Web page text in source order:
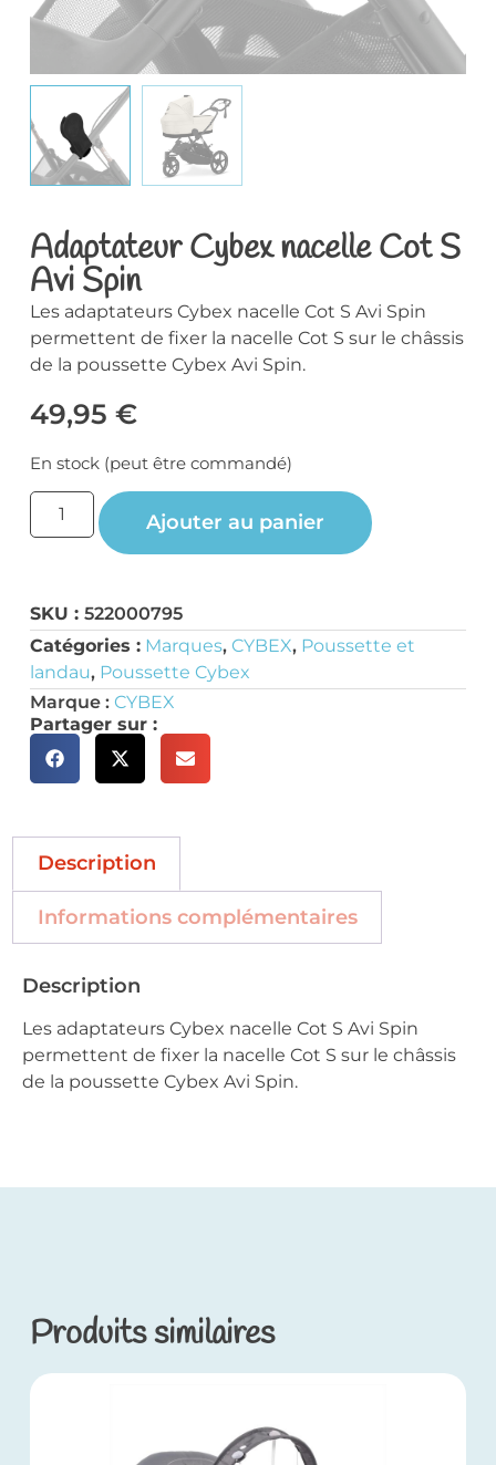
Adaptateur Cybex nacelle Cot S
Avi Spin
Les adaptateurs Cybex nacelle Cot S Avi Spin
permettent de fixer la nacelle Cot S sur le châssis
de la poussette Cybex Avi Spin.
49,95 €
En stock (peut être commandé)
Ajouter au panier
SKU : 522000795
Catégories : Marques, CYBEX, Poussette et
landau, Poussette Cybex
Marque : CYBEX
Partager sur :
Description
Informations complémentaires
Description
Les adaptateurs Cybex nacelle Cot S Avi Spin
permettent de fixer la nacelle Cot S sur le châssis
de la poussette Cybex Avi Spin.
Produits similaires